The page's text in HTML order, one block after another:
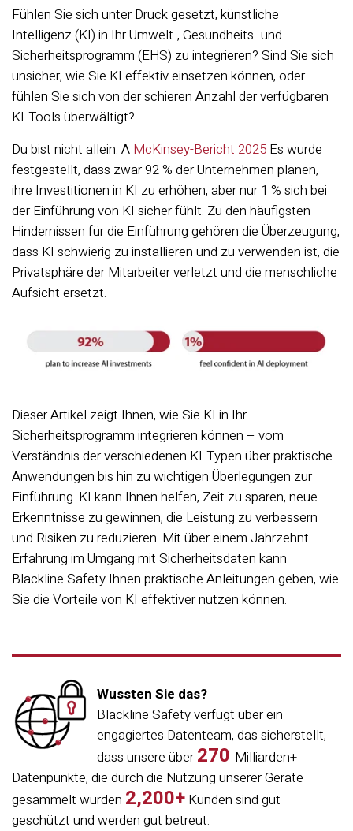
Fühlen Sie sich unter Druck gesetzt, künstliche
Intelligenz (KI) in Ihr Umwelt-, Gesundheits- und
Sicherheitsprogramm (EHS) zu integrieren? Sind Sie sich
unsicher, wie Sie KI effektiv einsetzen können, oder
fühlen Sie sich von der schieren Anzahl der verfügbaren
KI-Tools überwältigt?
Du bist nicht allein. A McKinsey-Bericht 2025 Es wurde
festgestellt, dass zwar 92 % der Unternehmen planen,
ihre Investitionen in KI zu erhöhen, aber nur 1 % sich bei
der Einführung von KI sicher fühlt. Zu den häufigsten
Hindernissen für die Einführung gehören die Überzeugung,
dass KI schwierig zu installieren und zu verwenden ist, die
Privatsphäre der Mitarbeiter verletzt und die menschliche
Aufsicht ersetzt.
Dieser Artikel zeigt Ihnen, wie Sie KI in Ihr
Sicherheitsprogramm integrieren können – vom
Verständnis der verschiedenen KI-Typen über praktische
Anwendungen bis hin zu wichtigen Überlegungen zur
Einführung. KI kann Ihnen helfen, Zeit zu sparen, neue
Erkenntnisse zu gewinnen, die Leistung zu verbessern
und Risiken zu reduzieren. Mit über einem Jahrzehnt
Erfahrung im Umgang mit Sicherheitsdaten kann
Blackline Safety Ihnen praktische Anleitungen geben, wie
Sie die Vorteile von KI effektiver nutzen können.
Wussten Sie das?
Blackline Safety verfügt über ein
engagiertes Datenteam, das sicherstellt,
dass unsere über 270 Milliarden+
Datenpunkte, die durch die Nutzung unserer Geräte
gesammelt wurden 2,200+ Kunden sind gut
geschützt und werden gut betreut.